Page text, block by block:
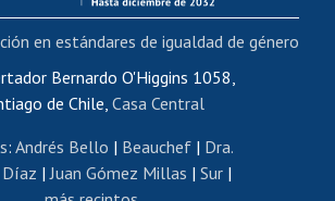
Bienestar del personal
Portal de movilidad interna
Certificado de renta
de renta honorarios
Editar páginas blancas
Bernardo O'Higgins 1058,
de Chile, Casa Central
: Andrés Bello | Beauchef| Dra.
| Juan Gómez Millas | Sur |
en estándares de igualdad de género